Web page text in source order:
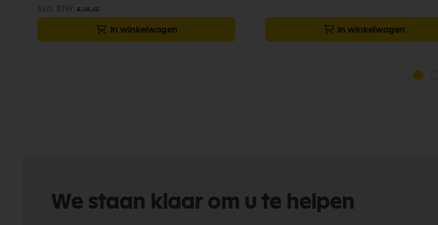
€ 49,45
In winkelwagen In winkelwagen
We staan klaar om u te helpen